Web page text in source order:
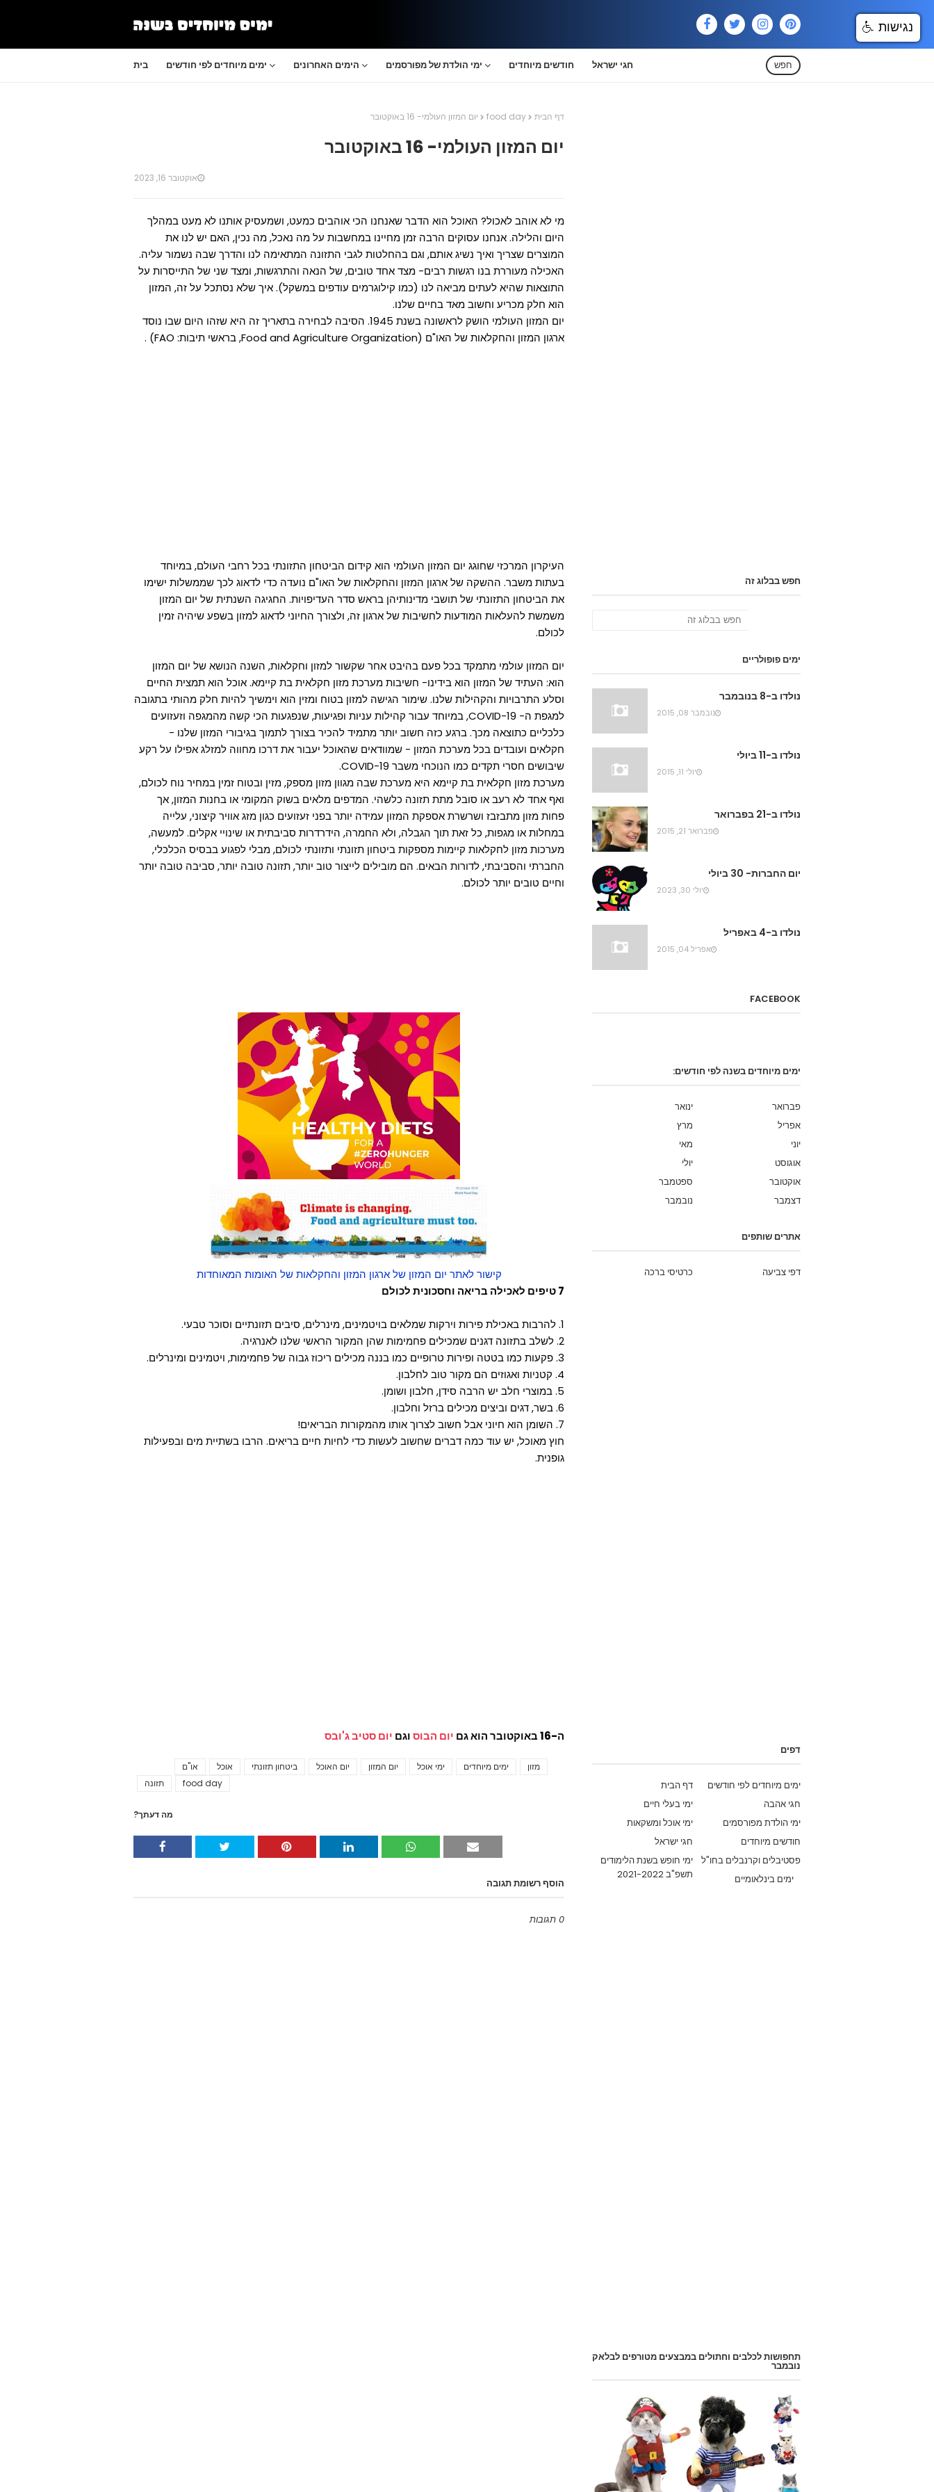
בית ימים מיוחדים לפי חודשים הימים האחרונים ימי הולדת של מפורסמים חודשים מיוחדים חגי ישראל חפש
דף הבית food day יום המזון העולמי- 16 באוקטובר
יום המזון העולמי- 16 באוקטובר
אוקטובר 16, 2023
מי לא אוהב לאכול? האוכל הוא הדבר שאנחנו הכי אוהבים כמעט, ושמעסיק אותנו לא מעט במהלך
היום והלילה. אנחנו עסוקים הרבה זמן מחיינו במחשבות על מה נאכל, מה נכין, האם יש לנו את
המוצרים שצריך ואיך נשיג אותם, וגם בהחלטות לגבי התזונה המתאימה לנו והדרך שבה נשמור עליה.
האכילה מעוררת בנו רגשות רבים- מצד אחד טובים, של הנאה והתרגשות, ומצד שני של התייסרות על
התוצאות שהיא לעתים מביאה לנו (כמו קילוגרמים עודפים במשקל). איך שלא נסתכל על זה, המזון
הוא חלק מכריע וחשוב מאד בחיים שלנו.
יום המזון העולמי הושק לראשונה בשנת 1945. הסיבה לבחירה בתאריך זה היא שזהו היום שבו נוסד
ארגון המזון והחקלאות של האו"ם (Food and Agriculture Organization, בראשי תיבות: FAO) .
העיקרון המרכזי שחוגג יום המזון העולמי הוא קידום הביטחון התזונתי בכל רחבי העולם, במיוחד
בעתות משבר. ההשקה של ארגון המזון והחקלאות של האו"ם נועדה כדי לדאוג לכך שממשלות ישימו
את הביטחון התזונתי של תושבי מדינותיהן בראש סדר העדיפויות. החגיגה השנתית של יום המזון
משמשת להעלאות המודעות לחשיבות של ארגון זה, ולצורך החיוני לדאוג למזון בשפע שיהיה זמין
לכולם.
יום המזון עולמי מתמקד בכל פעם בהיבט אחר שקשור למזון וחקלאות, השנה הנושא של יום המזון
הוא: העתיד של המזון הוא בידינו- חשיבותמערכת מזון חקלאית בת קיימא. אוכל הוא תמצית החיים
וסלע התרבויות והקהילות שלנו. שימור הגישה למזון בטוח ומזין הוא וימשיך להיות חלק מהותי בתגובה
למגפת ה- COVID-19, במיוחד עבור קהילות עניות ופגיעות, שנפגעות הכי קשה מהמגפה וזעזועים
כלכליים כתוצאה מכך. ברגע כזה חשוב יותר מתמיד להכיר בצורך לתמוך בגיבורי המזון שלנו -
חקלאים ועובדים בכל מערכת המזון - שמוודאים שהאוכל יעבור את דרכו מחווה למזלג אפילו על רקע
שיבושים חסרי תקדים כמו הנוכחי משבר COVID-19.
מערכת מזון חקלאית בת קיימא היא מערכת שבה מגוון מזון מספק, מזין ובטוח זמין במחיר נוח לכולם,
ואף אחד לא רעב או סובל מתת תזונה כלשהי. המדפים מלאים בשוק המקומי או בחנות המזון, אך
פחות מזון מתבזבז ושרשרת אספקת המזון עמידה יותר בפני זעזועים כגון מזג אוויר קיצוני, עלייה
במחלות או מגפות, כל זאת תוך הגבלה, ולא החמרה, הידרדרות סביבתית או שינויי אקלים. למעשה,
מערכות מזון לחקלאות קיימות מספקות ביטחון תזונתי ותזונתי לכולם, מבלי לפגוע בבסיס הכלכלי,
החברתי והסביבתי, לדורות הבאים. הם מובילים לייצור טוב יותר, תזונה טובה יותר, סביבה טובה יותר
וחיים טובים יותר לכולם.
קישור לאתר יום המזון של ארגון המזון והחקלאות של האומות המאוחדות
7 טיפים לאכילה בריאה וחסכונית לכולם
1. להרבות באכילת פירות וירקות שמלאים בויטמינים, מינרלים, סיבים תזונתיים וסוכר טבעי.
2. לשלב בתזונה דגנים שמכילים פחמימות שהן המקור הראשי שלנו לאנרגיה.
3. פקעות כמו בטטה ופירות טרופיים כמו בננה מכילים ריכוז גבוה של פחמימות, ויטמינים ומינרלים.
4. קטניות ואגוזים הם מקור טוב לחלבון.
5. במוצרי חלב יש הרבה סידן, חלבון ושומן.
6. בשר, דגים וביצים מכילים ברזל וחלבון.
7. השומן הוא חיוני אבל חשוב לצרוך אותו מהמקורות הבריאים!
חוץ מאוכל, יש עוד כמה דברים שחשוב לעשות כדי לחיות חיים בריאים. הרבו בשתיית מים ובפעילות
גופנית.
ה-16 באוקטובר הוא גם יום הבוסוגם יום סטיב ג'ובס
או"ם אוכל ביטחון תזונתי יום האוכל יום המזון ימי אוכל ימים מיוחדים
מזון
תזונה
food day
מה דעתך?
הוסף רשומת תגובה
0 תגובות
חפש בבלוג זה
ימים פופולריים
נולדו ב-8 בנובמבר
נובמבר 08, 2015
נולדו ב-11 ביולי
יולי 11, 2015
נולדו ב-21 בפברואר
פברואר 21, 2015
יום החברות- 30 ביולי
יולי 30, 2023
נולדו ב-4 באפריל
אפריל 04, 2015
FACEBOOK
ימים מיוחדים בשנה לפי חודשים:
ינואר
פברואר
מרץ
אפריל
מאי
יוני
יולי
אוגוסט
ספטמבר
אוקטובר
נובמבר
דצמבר
אתרים שותפים
כרטיסי ברכה דפי צביעה
דפים
דף הבית
ימים מיוחדים לפי חודשים
ימי בעלי חיים
חגי אהבה
ימי אוכל ומשקאות
ימי הולדת מפורסמים
חגי ישראל
חודשים מיוחדים
ימי חופש בשנת הלימודים
תשפ"ב 2021-2022
פסטיבלים וקרנבלים בחו"ל
ימים בינלאומיים
תחפושות לכלבים וחתולים במבצעים מטורפים לבלאק
נובמבר
נגישות